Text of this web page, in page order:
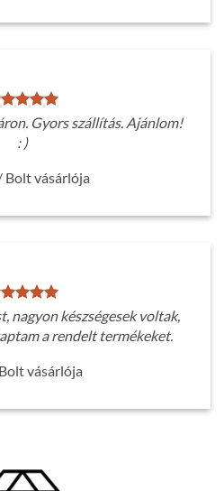
Gyors szállítás. Ajánlom!
: )
Bolt vásárlója
nagyon készségesek voltak,
a rendelt termékeket.
Bolt vásárlója